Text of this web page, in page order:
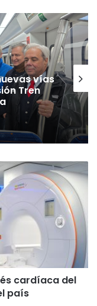
vías
Tren
cardíaca del
país